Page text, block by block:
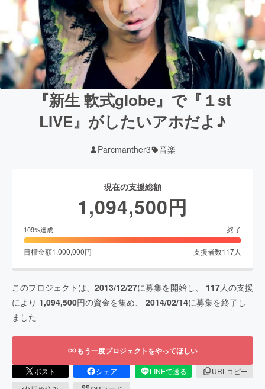
『新生 軟式globe』で『１st
LIVE』がしたいアホだよ♪
Parcmanther3 音楽
現在の支援総額
1,094,500円
109%達成 終了
目標金額1,000,000円 支援者数117人
このプロジェクトは、 2013/12/27に募集を開始し、 117人の支援
により 1,094,500円の資金を集め、 2014/02/14に募集を終了し
ました
もう一度プロジェクトをやってほしい
ポスト シェア LINEで送る
URLコピー